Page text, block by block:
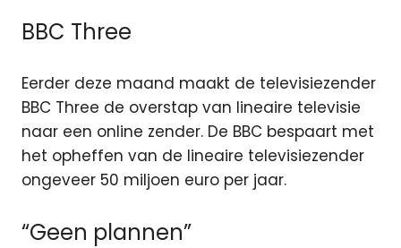
BBC Three
Eerder deze maand maakt de televisiezender
BBC Three de overstap van lineaire televisie
naar een online zender. De BBC bespaart met
het opheffen van de lineaire televisiezender
ongeveer 50 miljoen euro per jaar.
“Geen plannen”